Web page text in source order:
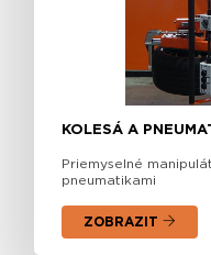
KOLESÁ A
Priemyselné
pneumatikami
ZOBRAZIT